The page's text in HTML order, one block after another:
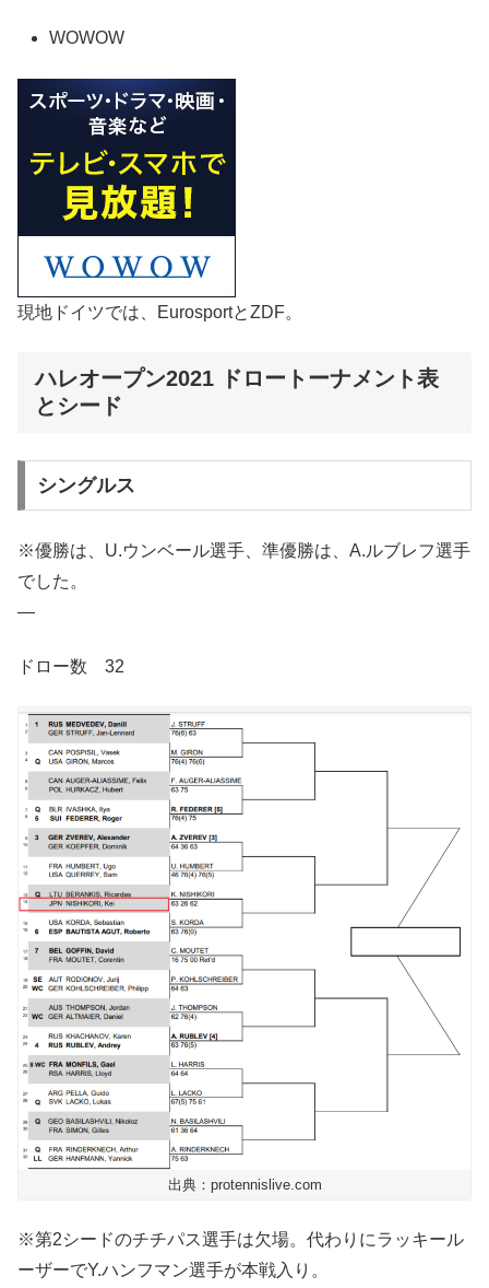
WOWOW
現地ドイツでは、EurosportとZDF。
ハレオープン2021 ドロートーナメント表
とシード
シングルス
※優勝は、U.ウンベール選手、準優勝は、A.ルブレフ選手
でした。
—
ドロー数 32
出典：protennislive.com
※第2シードのチチパス選手は欠場。代わりにラッキール
ーザーでY.ハンフマン選手が本戦入り。